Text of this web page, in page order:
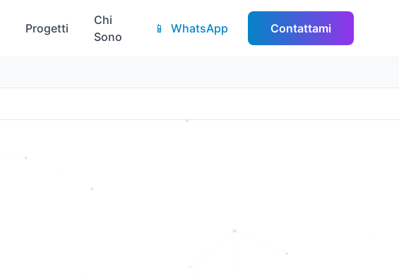
Progetti
Chi
Sono
📱 WhatsApp Contattami